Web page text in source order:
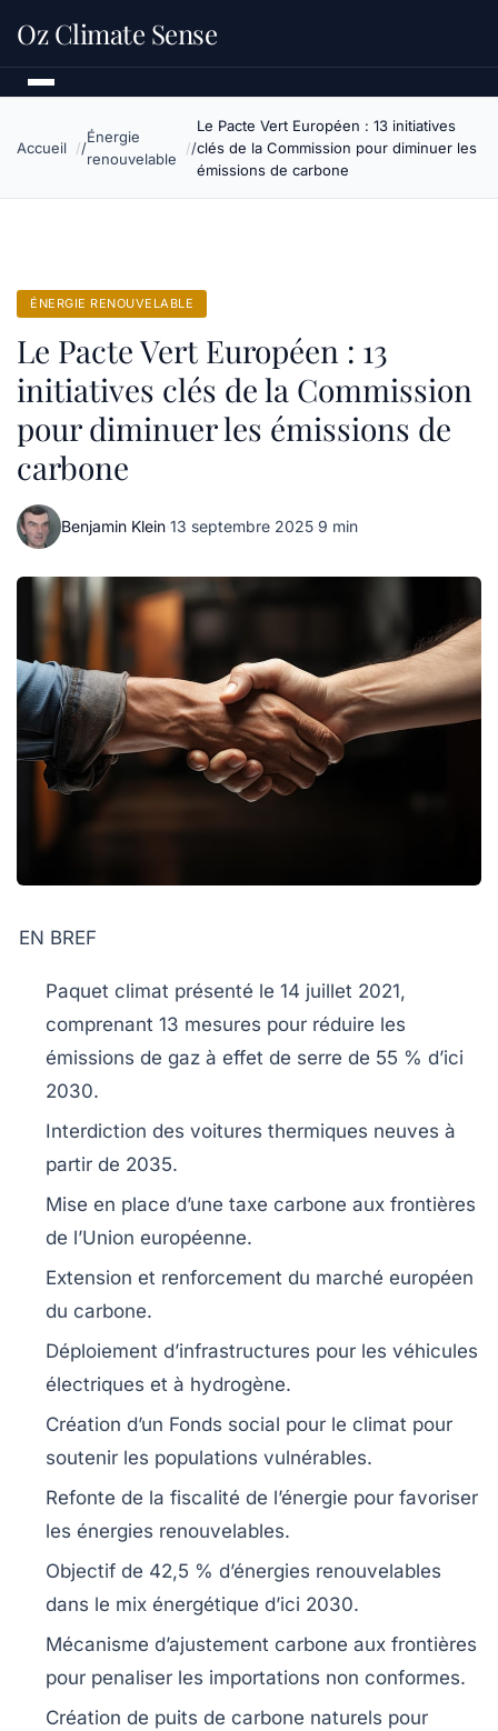
Oz Climate Sense
Accueil
Énergie
renouvelable
Le Pacte Vert Européen : 13 initiatives
clés de la Commission pour diminuer les
émissions de carbone
ÉNERGIE RENOUVELABLE
Le Pacte Vert Européen : 13
initiatives clés de la Commission
pour diminuer les émissions de
carbone
Benjamin Klein·13 septembre 2025·9 min
EN BREF
Paquet climat présenté le 14 juillet 2021,
comprenant 13 mesures pour réduire les
émissions de gaz à effet de serre de 55 % d’ici
2030.
Interdiction des voitures thermiques neuves à
partir de 2035.
Mise en place d’une taxe carbone aux frontières
de l’Union européenne.
Extension et renforcement du marché européen
du carbone.
Déploiement d’infrastructures pour les véhicules
électriques et à hydrogène.
Création d’un Fonds social pour le climat pour
soutenir les populations vulnérables.
Refonte de la fiscalité de l’énergie pour favoriser
les énergies renouvelables.
Objectif de 42,5 % d’énergies renouvelables
dans le mix énergétique d’ici 2030.
Mécanisme d’ajustement carbone aux frontières
pour penaliser les importations non conformes.
Création de puits de carbone naturels pour